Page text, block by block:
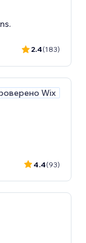
2.4(183)
Wix
4.4(93)